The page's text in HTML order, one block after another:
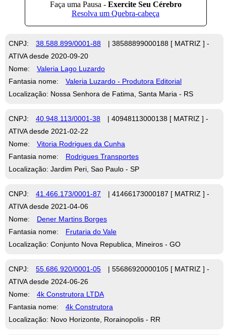
CNPJ: 38.588.899/0001-88
| 38588899000188 [ MATRIZ ] -
ATIVA desde 2020-09-20
Nome:
Valeria Lago Luzardo
Fantasia nome:
Valeria Luzardo - Produtora Editorial
Localização: Nossa Senhora de Fatima, Santa Maria - RS
CNPJ: 40.948.113/0001-38
| 40948113000138 [ MATRIZ ] -
ATIVA desde 2021-02-22
Nome:
Vitoria Rodrigues da Cunha
Fantasia nome:
Rodrigues Transportes
Localização: Jardim Peri, Sao Paulo - SP
CNPJ: 41.466.173/0001-87
| 41466173000187 [ MATRIZ ] -
ATIVA desde 2021-04-06
Nome:
Dener Martins Borges
Fantasia nome:
Frutaria do Vale
Localização: Conjunto Nova Republica, Mineiros - GO
CNPJ: 55.686.920/0001-05
| 55686920000105 [ MATRIZ ] -
ATIVA desde 2024-06-26
Nome:
4k Construtora LTDA
Fantasia nome:
4k Construtora
Localização: Novo Horizonte, Rorainopolis - RR